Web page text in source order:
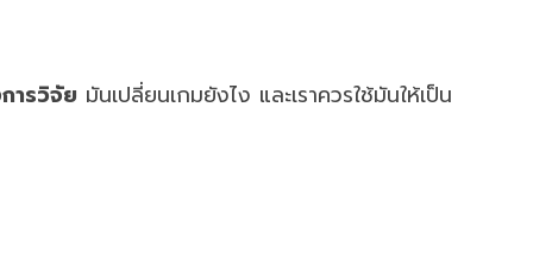
ารวิจัย มันเปลี่ยนเกมยังไง และเราควรใช้มันให้เป็น